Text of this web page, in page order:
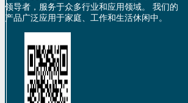
领导者，服务于众多行业和应用领域。 我们的
产品广泛应用于家庭、工作和生活休闲中。